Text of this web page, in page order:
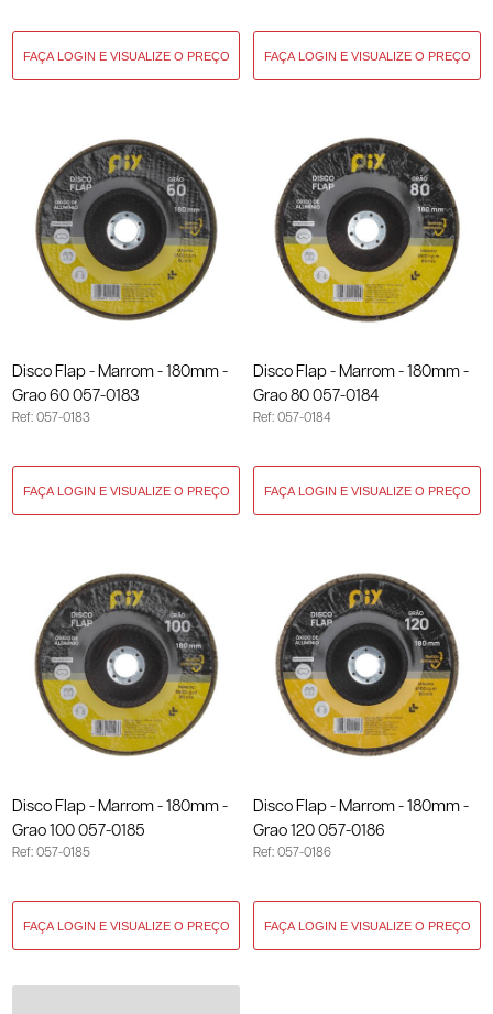
Disco Flap - Marrom - 180mm -
Grao 60 057-0183
Ref: 057-0183
Disco Flap - Marrom - 180mm -
Grao 80 057-0184
Ref: 057-0184
Disco Flap - Marrom - 180mm -
Grao 100 057-0185
Ref: 057-0185
Disco Flap - Marrom - 180mm -
Grao 120 057-0186
Ref: 057-0186